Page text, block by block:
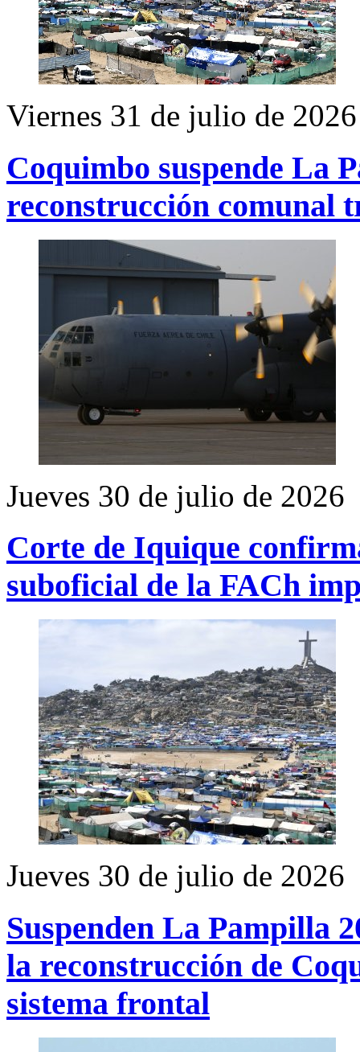
Viernes 31 de julio de 2026
Coquimbo suspende La
reconstrucción comunal
Jueves 30 de julio de 2026
Corte de Iquique
suboficial de la FACh
Jueves 30 de julio de 2026
Suspenden La Pampilla
la reconstrucción de
sistema frontal